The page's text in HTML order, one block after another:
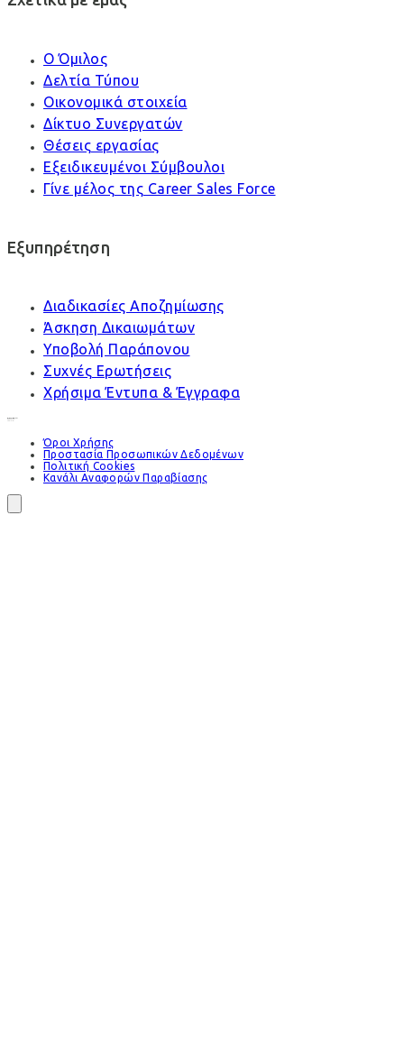
Ο Όμιλος
Δελτία Τύπου
Οικονομικά στοιχεία
Δίκτυο Συνεργατών
Θέσεις εργασίας
Εξειδικευμένοι Σύμβουλοι
Γίνε μέλος της Career Sales Force
Εξυπηρέτηση
Διαδικασίες Αποζημίωσης
Άσκηση Δικαιωμάτων
Υποβολή Παράπονου
Συχνές Ερωτήσεις
Χρήσιμα Έντυπα & Έγγραφα
Όροι Χρήσης
Προστασία Προσωπικών Δεδομένων
Πολιτική Cookies
Κανάλι Αναφορών Παραβίασης